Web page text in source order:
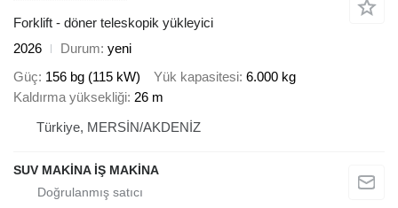
Forklift - döner teleskopik yükleyici
2026
Durum yeni
Güç 156 bg (115 kW) Yük kapasitesi 6.000 kg
Kaldırma yüksekliği 26 m
Türkiye, MERSİN/AKDENİZ
SUV MAKİNA İŞ MAKİNA